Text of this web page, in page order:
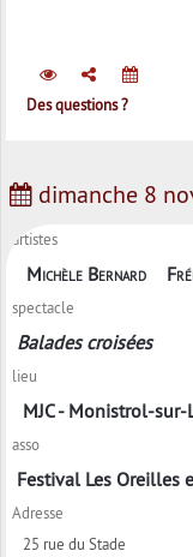
Des questions ?
dimanche 8
artistes
Michèle Bernard
spectacle
Balades croisées
lieu
MJC - Monistrol-sur-
asso
Festival Les Oreilles
Adresse
25 rue du Stade